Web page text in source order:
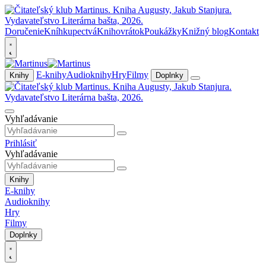
DoručenieKníhkupectváKnihovrátokPoukážkyKnižný blogKontakt
Knihy E-knihyAudioknihyHryFilmy Doplnky
Vyhľadávanie
Prihlásiť
Vyhľadávanie
Knihy
E-knihy
Audioknihy
Hry
Filmy
Doplnky